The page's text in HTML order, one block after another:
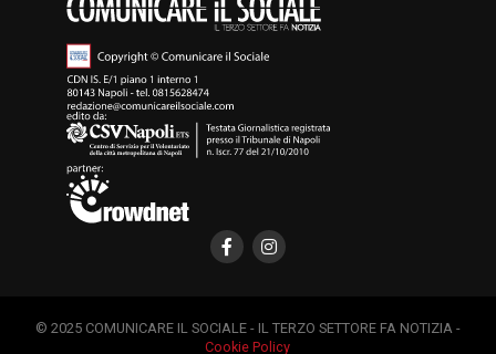
© 2025 COMUNICARE IL SOCIALE - IL TERZO SETTORE FA NOTIZIA -
Cookie Policy